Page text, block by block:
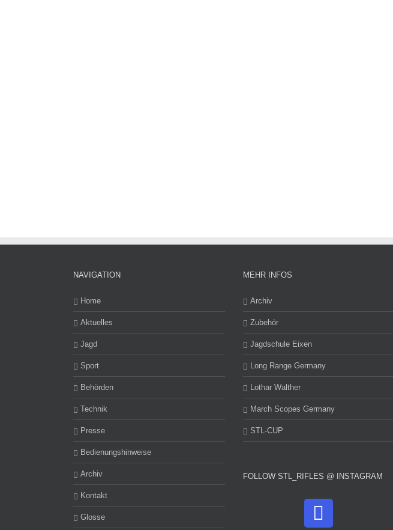
NAVIGATION
Home
Aktuelles
Jagd
Sport
Behörden
Technik
Presse
Bedienungshinweise
Archiv
Kontakt
Glosse
MEHR INFOS
Archiv
Zubehör
Jagdschule Eixen
Long Range Germany
Lothar Walther
March Scopes Germany
STL-CUP
FOLLOW STL_RIFLES @ INSTAGRAM